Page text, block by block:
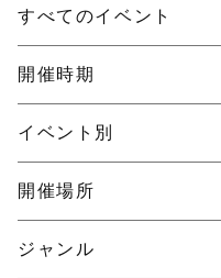
すべてのイベント
開催時期
イベント別
開催場所
ジャンル